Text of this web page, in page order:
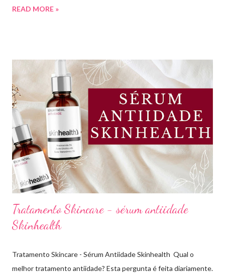
Lima. Compartilhando dicas de produtos, resenhas, rotinas de
beleza, bem-estar e autoestima. TOP 10 BASES BARATINHAS
Escolher uma boa base para a maquiagem não é algo tão simples.
Afinal temos que avaliar para qual tipo de pele, tonalidade,
subtom, ativos (se for o caso) e ainda o preço. Neste vídeo do
meu canal mostrei como vocês podem comprar uma base sem
errar na cor. É um site que tem salvado minha vida,...
READ MORE »
Tratamento Skincare - sérum antiidade
Skinhealth
Tratamento Skincare - Sérum Antiidade Skinhealth Qual o
melhor tratamento antiidade? Esta pergunta é feita diariamente.